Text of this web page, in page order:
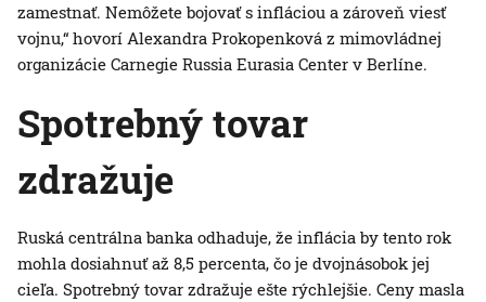
zamestnať. Nemôžete bojovať s infláciou a zároveň viesť
vojnu,“ hovorí Alexandra Prokopenková z mimovládnej
organizácie Carnegie Russia Eurasia Center v Berlíne.
Spotrebný tovar
zdražuje
Ruská centrálna banka odhaduje, že inflácia by tento rok
mohla dosiahnuť až 8,5 percenta, čo je dvojnásobok jej
cieľa. Spotrebný tovar zdražuje ešte rýchlejšie. Ceny masla